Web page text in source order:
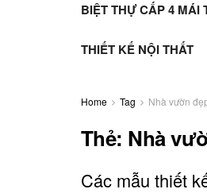
BIỆT THỰ CẤP 4 MÁI
THIẾT KẾ NỘI THẤT
Home Tag Nhà vườn
Thẻ: Nhà
Các mẫu thiết